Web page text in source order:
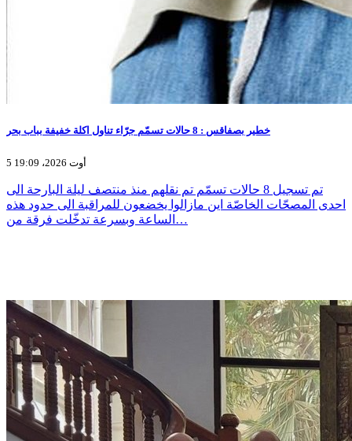
خطير بصفاقس : 8 حالات تسمّم جرّاء تناول اكلة خفيفة بباب بحر
5 أوت 2026، 19:09
تم تسجيل 8 حالات تسمّم تم نقلهم منذ منتصف ليلة البارحة الى
احدى المصحّات الخاصّة اين مازالوا يخضعون للمراقبة الى حدود هذه
الساعة وبسرعة تدخّلت فرقة من…